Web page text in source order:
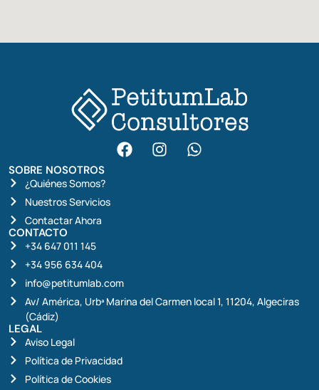
SOBRE NOSOTROS
¿Quiénes Somos?
Nuestros Servicios
Contactar Ahora
CONTACTO
+34 647 011 145
+34 956 634 404
info@petitumlab.com
Av/ América, Urbª Marina del Carmen local 1, 11204, Algeciras
(Cádiz)
LEGAL
Aviso Legal
Política de Privacidad
Política de Cookies